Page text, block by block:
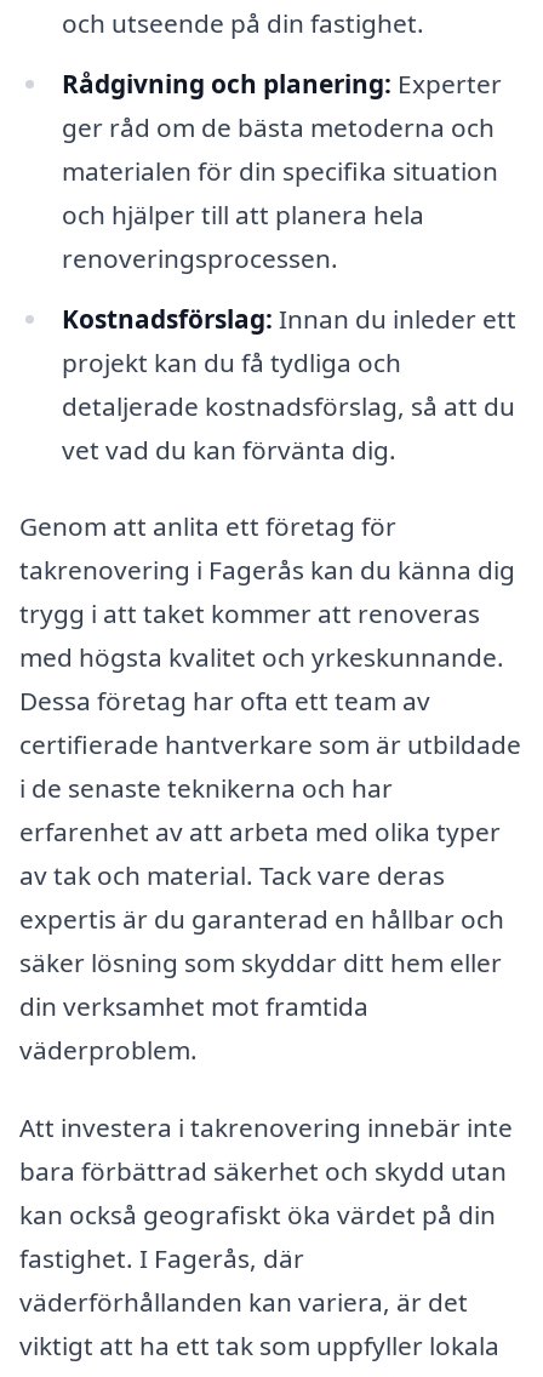
och utseende på din fastighet.
Rådgivning och planering: Experter
ger råd om de bästa metoderna och
materialen för din specifika situation
och hjälper till att planera hela
renoveringsprocessen.
Kostnadsförslag: Innan du inleder ett
projekt kan du få tydliga och
detaljerade kostnadsförslag, så att du
vet vad du kan förvänta dig.
Genom att anlita ett företag för
takrenovering i Fagerås kan du känna dig
trygg i att taket kommer att renoveras
med högsta kvalitet och yrkeskunnande.
Dessa företag har ofta ett team av
certifierade hantverkare som är utbildade
i de senaste teknikerna och har
erfarenhet av att arbeta med olika typer
av tak och material. Tack vare deras
expertis är du garanterad en hållbar och
säker lösning som skyddar ditt hem eller
din verksamhet mot framtida
väderproblem.
Att investera i takrenovering innebär inte
bara förbättrad säkerhet och skydd utan
kan också geografiskt öka värdet på din
fastighet. I Fagerås, där
väderförhållanden kan variera, är det
viktigt att ha ett tak som uppfyller lokala